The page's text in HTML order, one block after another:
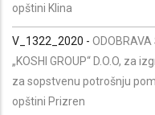
opštini Klina
V_1322_2020 -
„KOSHI GROUP“ D.O.O, za
za sopstvenu potrošnju
opštini Prizren